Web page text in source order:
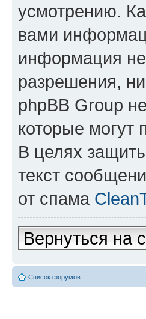
усмотрению.
вами
информация не
разрешения,
phpBB Group
которые могут
В целях
текст
от спама
Вернуться на
Список форумов